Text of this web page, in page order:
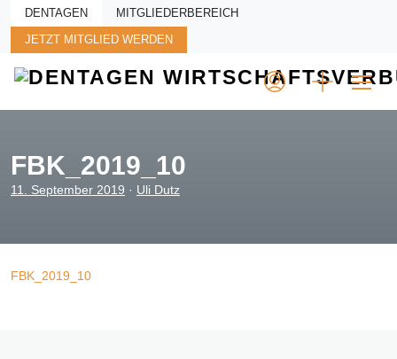
Skip to main content
DENTAGEN MITGLIEDERBEREICH
JETZT MITGLIED WERDEN
FBK_2019_10
11. September 2019 · Uli Dutz
FBK_2019_10